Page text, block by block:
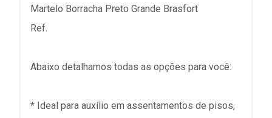
Martelo Borracha Preto Grande Brasfort
Ref.
Abaixo detalhamos todas as opções para você:
* Ideal para auxílio em assentamentos de pisos,